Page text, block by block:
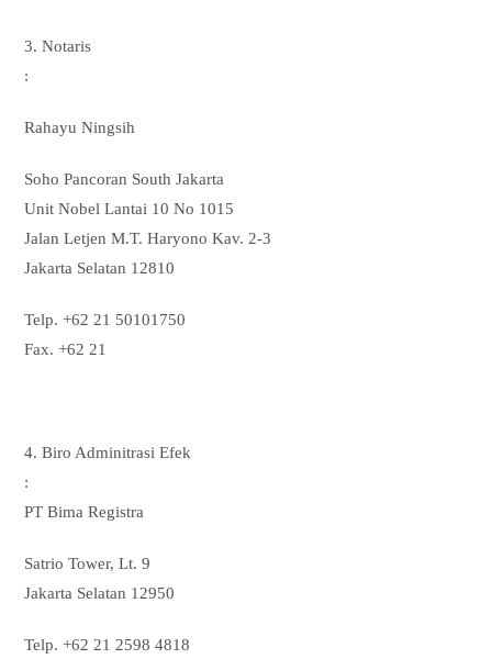
3. Notaris
:
Rahayu Ningsih
Soho Pancoran South Jakarta
Unit Nobel Lantai 10 No 1015
Jalan Letjen M.T. Haryono Kav. 2-3
Jakarta Selatan 12810
Telp. +62 21 50101750
Fax. +62 21
4. Biro Adminitrasi Efek
:
PT Bima Registra
Satrio Tower, Lt. 9
Jakarta Selatan 12950
Telp. +62 21 2598 4818